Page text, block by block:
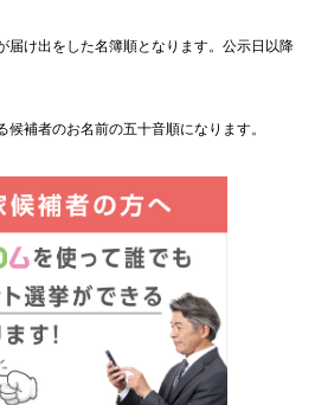
届け出をした名簿順となります。公示日以降
補者のお名前の五十音順になります。